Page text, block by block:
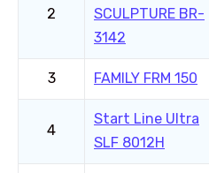
2
SCULPTURE ВR-
3142
3 FAMILY FRM 150
4
Start Line Ultra
SLF 8012H